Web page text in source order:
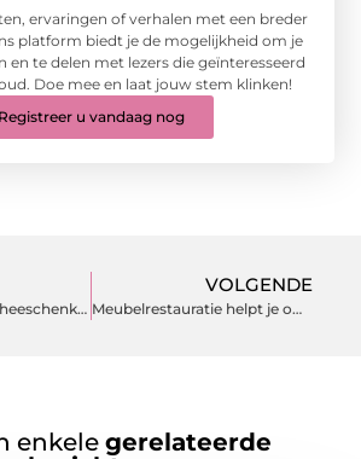
ervaringen of verhalen met een breder
platform biedt je de mogelijkheid om je
en te delen met lezers die geïnteresseerd
Doe mee en laat jouw stem klinken!
Registreer u vandaag nog
Wil je weten wat theeschenkerij inhoudt?
VOLGENDE
Meubelrestauratie helpt je om een goede restaurateur te vinden voor jou.
enkele gerelateerde